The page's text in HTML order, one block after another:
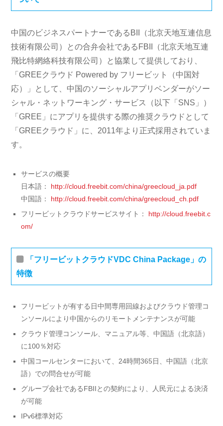
中国のビジネスパートナーであるBII（北京天地互連信息
技術有限公司）との合弁会社であるFBII（北京天地互連
飛比特網絡科技有限公司）と協業して提供しており、
「GREEクラウド Powered by フリービット（中国対
応）」として、中国のソーシャルアプリベンダーがソー
シャル・ネットワーキング・サービス（以下「SNS」）
「GREE」にアプリを提供する際の推奨クラウドとして
「GREEクラウド」に、2011年より正式採用されていま
す。
サービスの概要
日本語： http://cloud.freebit.com/china/greecloud_ja.pdf
中国語： http://cloud.freebit.com/china/greecloud_ch.pdf
フリービットクラウドサービスサイト： http://cloud.freebit.c
om/
「フリービットクラウドVDC China Package」の
特徴
フリービットが有する日中間専用回線およびクラウド管理コ
ンソールにより中国からのリモートメンテナンスが可能
クラウド管理コンソール、マニュアル等、中国語（北京語）
に100％対応
中国コールセンターにおいて、24時間365日、中国語（北京
語）での問合せが可能
グループ会社であるFBIIとの契約により、人民元による決済
が可能
IPv6標準対応